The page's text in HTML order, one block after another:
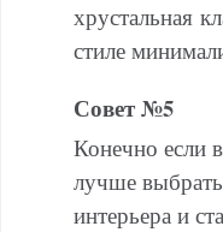
хрустальная
стиле
Совет №5
Конечно если
лучше
интерьера и